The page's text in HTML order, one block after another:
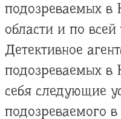
подозреваемых в
области и по
Детективное
подозреваемых в
себя следующие
подозреваемого